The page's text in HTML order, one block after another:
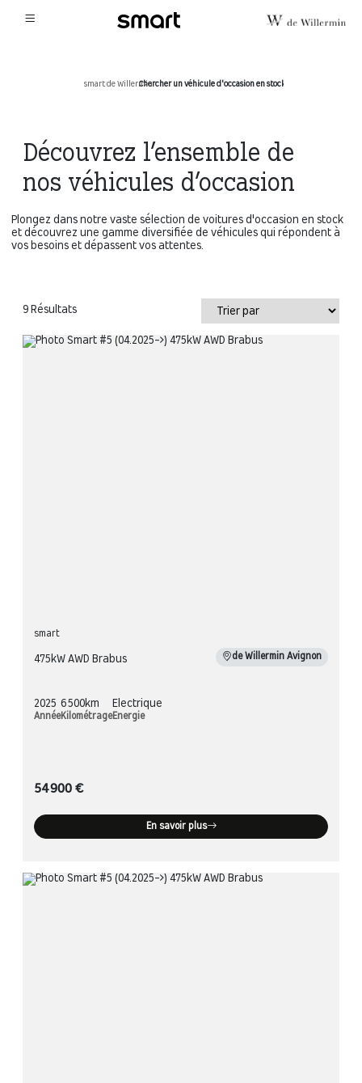
smart de Willermin
›
Chercher un véhicule d'occasion en stock
Découvrez l’ensemble de
nos véhicules d’occasion
Plongez dans notre vaste sélection de voitures d'occasion en stock
et découvrez une gamme diversifiée de véhicules qui répondent à
vos besoins et dépassent vos attentes.
9 Résultats
smart
475kW AWD Brabus de Willermin Avignon
2025
Année
6 500km
Kilométrage
Electrique
Energie
54 900 €
En savoir plus